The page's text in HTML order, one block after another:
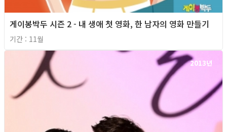
게이봉박두 시즌 2 - 내 생애 첫 영화, 한 남자의 영화 만들기
기간 : 11월
2013년